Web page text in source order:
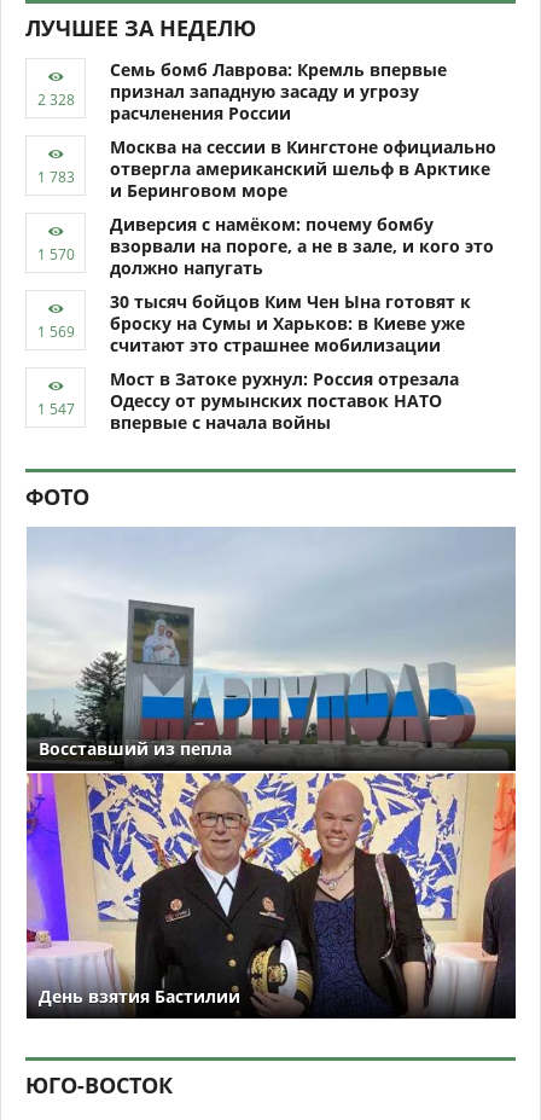
ЛУЧШЕЕ ЗА НЕДЕЛЮ
Семь бомб Лаврова: Кремль впервые
признал западную засаду и угрозу
расчленения России
Москва на сессии в Кингстоне официально
отвергла американский шельф в Арктике
и Беринговом море
Диверсия с намёком: почему бомбу
взорвали на пороге, а не в зале, и кого это
должно напугать
30 тысяч бойцов Ким Чен Ына готовят к
броску на Сумы и Харьков: в Киеве уже
считают это страшнее мобилизации
Мост в Затоке рухнул: Россия отрезала
Одессу от румынских поставок НАТО
впервые с начала войны
ФОТО
Восставший из пепла
День взятия Бастилии
ЮГО-ВОСТОК